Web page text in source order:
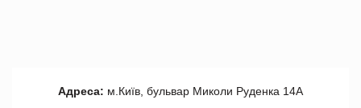
Адреса: м.Київ, бульвар Миколи Руденка 14А